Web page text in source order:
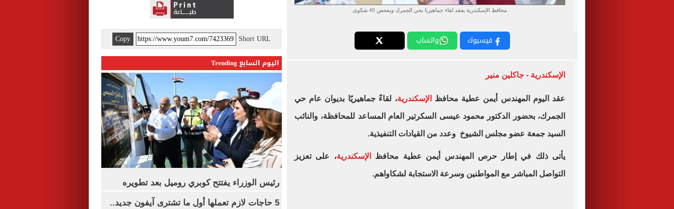
محافظ الإسكندرية يعقد لقاء جماهيريا بحي الجمرك ويفحص 40 شكوى
فيسبوك واتساب
الإسكندرية - جاكلين منير
عقد اليوم المهندس أيمن عطية محافظ الإسكندرية، لقاءً جماهيريًا بديوان عام حي
الجمرك، بحضور الدكتور محمود عيسى السكرتير العام المساعد للمحافظة، والنائب
السيد جمعة عضو مجلس الشيوخ وعدد من القيادات التنفيذية.
يأتى ذلك في إطار حرص المهندس أيمن عطية محافظ الإسكندرية، على تعزيز
التواصل المباشر مع المواطنين وسرعة الاستجابة لشكاواهم.
Short URL
Copy
اليوم السابع Trending
رئيس الوزراء يفتتح كوبري روميل بعد تطويره
5 حاجات لازم تعملها أول ما تشترى آيفون جديد..